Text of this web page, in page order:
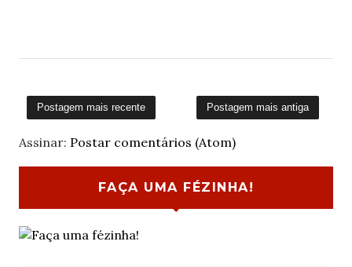
Postagem mais recente Postagem mais antiga
Assinar: Postar comentários (Atom)
FAÇA UMA FÉZINHA!